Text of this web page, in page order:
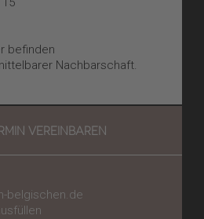
befinden
Nachbarschaft.
VEREINBAREN
belgischen.de